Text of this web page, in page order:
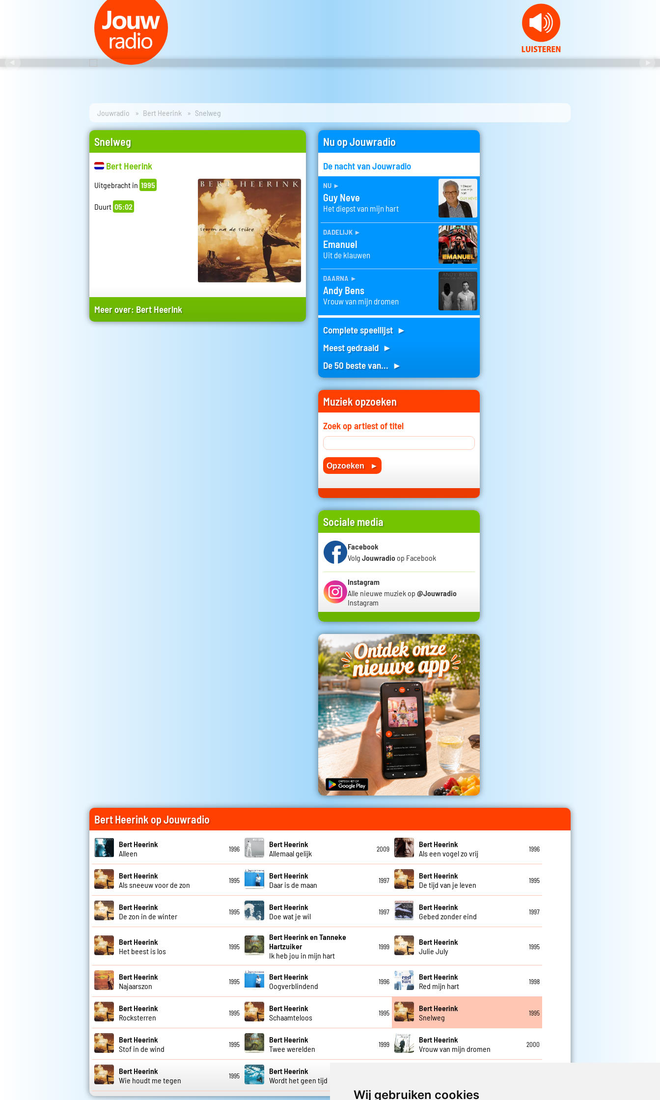
Wij gebruiken cookies
Jouwradio Bert Heerink Snelweg
Snelweg
Bert Heerink
Uitgebracht in 1995
Duurt 05:02
Meer over: Bert Heerink
Nu op Jouwradio
De nacht van Jouwradio
nu ►
Guy Neve
Het diepst van mijn hart
dadelijk ►
Emanuel
Uit de klauwen
daarna ►
Andy Bens
Vrouw van mijn dromen
Complete speellijst ►
Meest gedraaid ►
De 50 beste van... ►
Muziek opzoeken
Zoek op artiest of titel
Sociale media
Facebook
Volg Jouwradio op Facebook
Instagram
Alle nieuwe muziek op @Jouwradio
Instagram
Bert Heerink op Jouwradio
Bert Heerink
Alleen
1996
Bert Heerink
Allemaal gelijk
2009
Bert Heerink
Als een vogel zo vrij
1996
Bert Heerink
Als sneeuw voor de zon
1995
Bert Heerink
Daar is de maan
1997
Bert Heerink
De tijd van je leven
1995
Bert Heerink
De zon in de winter
1995
Bert Heerink
Doe wat je wil
1997
Bert Heerink
Gebed zonder eind
1997
Bert Heerink
Het beest is los
1995
Bert Heerink en Tanneke
Hartzuiker
Ik heb jou in mijn hart
1999
Bert Heerink
Julie July
1995
Bert Heerink
Najaarszon
1995
Bert Heerink
Oogverblindend
1996
Bert Heerink
Red mijn hart
1998
Bert Heerink
Rocksterren
1995
Bert Heerink
Schaamteloos
1995
Bert Heerink
Snelweg
1995
Bert Heerink
Stof in de wind
1995
Bert Heerink
Twee werelden
1999
Bert Heerink
Vrouw van mijn dromen
2000
Bert Heerink
Wie houdt me tegen
1995
Bert Heerink
Wordt het geen tijd